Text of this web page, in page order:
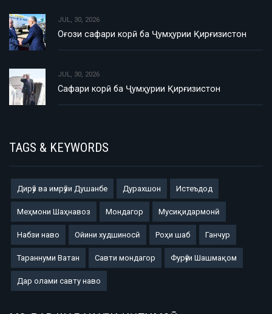
JUL, 30, 2026
Оғози сафари корӣ ба Ҷумҳурии Қирғизистон
JUL, 30, 2026
Сафари корӣ ба Ҷумҳурии Қирғизистон
TAGS & KEYWORDS
Дирӯз ва имрӯзи Душанбе Дурахшон Истеъдод
Меҳмони Шаҳнавоз Мондагор Мусиқидармонӣ
Набзи наво Ойини худшиносӣ Роҳи шаб Ганчур
Тараннуми Ватан Савти мондагор Фурӯғи Шашмақом
Дар олами савту наво